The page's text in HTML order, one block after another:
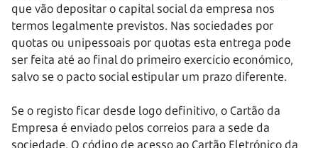
que vão depositar o capital social da empresa nos
termos legalmente previstos. Nas sociedades por
quotas ou unipessoais por quotas esta entrega pode
ser feita até ao final do primeiro exercício económico,
salvo se o pacto social estipular um prazo diferente.
Se o registo ficar desde logo definitivo, o Cartão da
Empresa é enviado pelos correios para a sede da
sociedade. O código de acesso ao Cartão Eletrónico da